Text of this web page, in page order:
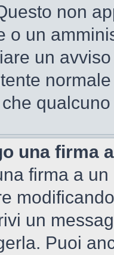
non
o un
un
una firma
firma a
un
Puoi